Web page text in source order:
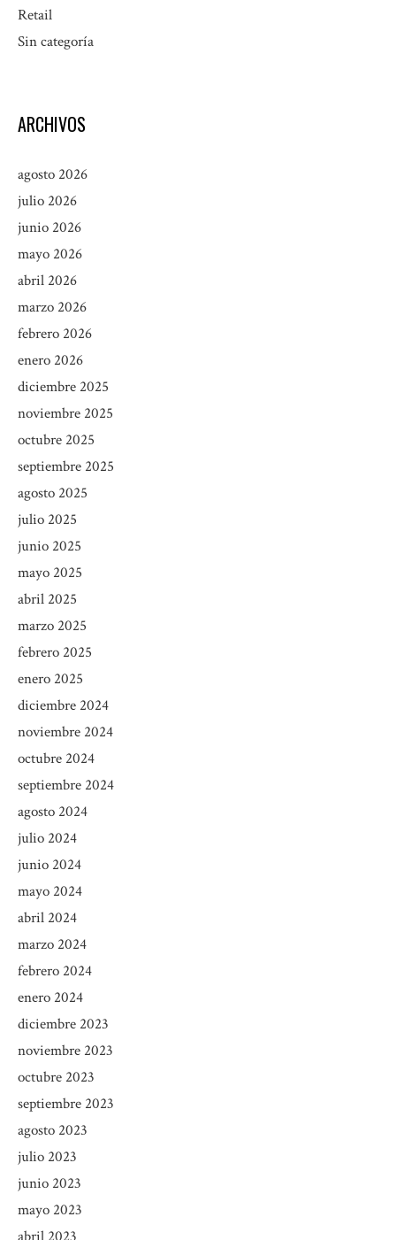
Retail
Sin categoría
ARCHIVOS
agosto 2026
julio 2026
junio 2026
mayo 2026
abril 2026
marzo 2026
febrero 2026
enero 2026
diciembre 2025
noviembre 2025
octubre 2025
septiembre 2025
agosto 2025
julio 2025
junio 2025
mayo 2025
abril 2025
marzo 2025
febrero 2025
enero 2025
diciembre 2024
noviembre 2024
octubre 2024
septiembre 2024
agosto 2024
julio 2024
junio 2024
mayo 2024
abril 2024
marzo 2024
febrero 2024
enero 2024
diciembre 2023
noviembre 2023
octubre 2023
septiembre 2023
agosto 2023
julio 2023
junio 2023
mayo 2023